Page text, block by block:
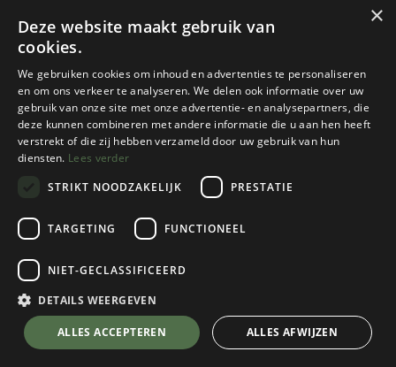
Cordee
How to Climb Harder
€
20,95
💬 Stel je vraag over dit product via WhatsApp
×
Deze website maakt gebruik van
cookies.
We gebruiken cookies om inhoud en advertenties te personaliseren
en om ons verkeer te analyseren. We delen ook informatie over uw
gebruik van onze site met onze advertentie- en analysepartners, die
deze kunnen combineren met andere informatie die u aan hen heeft
verstrekt of die zij hebben verzameld door uw gebruik van hun
diensten. Lees verder
STRIKT NOODZAKELIJK
PRESTATIE
TARGETING FUNCTIONEEL
NIET-GECLASSIFICEERD
DETAILS WEERGEVEN
ALLES ACCEPTEREN ALLES AFWIJZEN